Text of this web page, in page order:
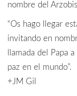
nombre del
“Os hago llegar
invitando en
llamada del Papa
paz en el mundo”.
+JM Gil